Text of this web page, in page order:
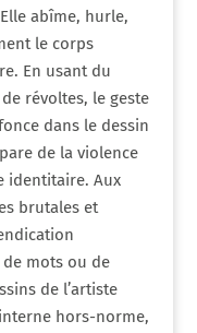
abîme, hurle,
le corps
En usant du
révoltes, le geste
dans le dessin
de la violence
identitaire. Aux
brutales et
mots ou de
de l’artiste
hors-norme,